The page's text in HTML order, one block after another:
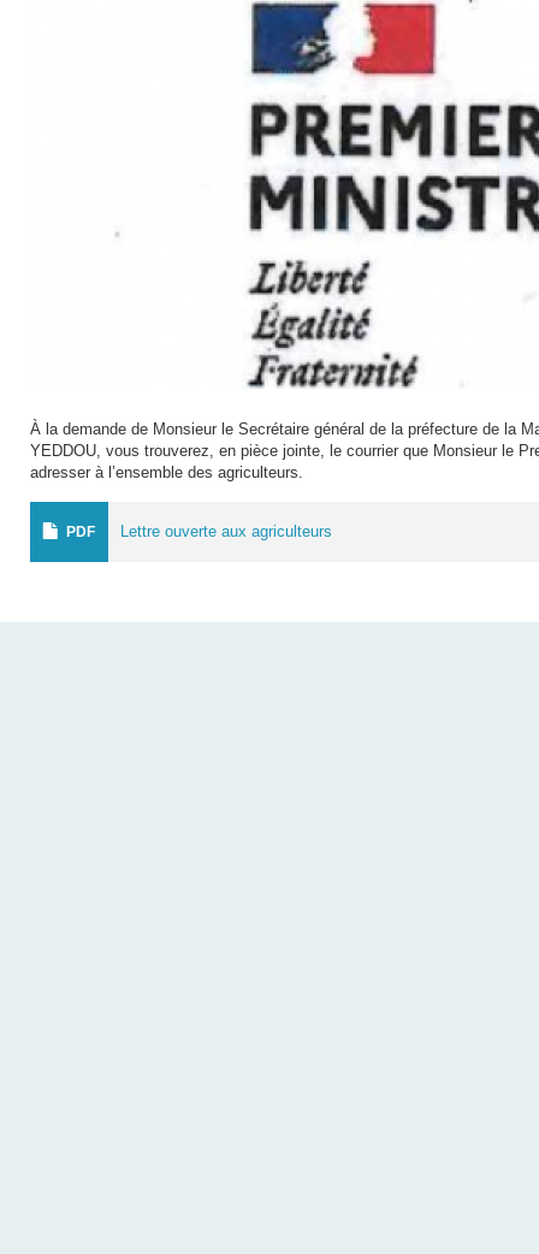
À la demande de Monsieur le Secrétaire général de la préfecture de la
YEDDOU, vous trouverez, en pièce jointe, le courrier que Monsieur le
adresser à l’ensemble des agriculteurs.
PDF Lettre ouverte aux agriculteurs